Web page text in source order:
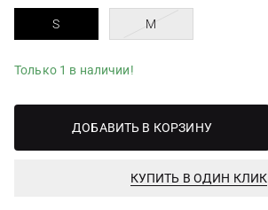
S M
Только 1 в наличии!
ДОБАВИТЬ В КОРЗИНУ
КУПИТЬ В ОДИН КЛИК